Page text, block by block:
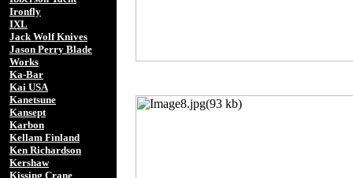
Ironfly
IXL
Jack Wolf Knives
Jason Perry Blade
Works
Ka-Bar
Kai USA
Kanetsune
Kansept
Karbon
Kellam Finland
Ken Richardson
Kershaw
Kissing Crane